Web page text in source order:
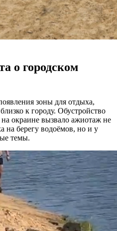
о городском
зоны для отдыха,
к городу. Обустройство
окраине вызвало ажиотаж не
на берегу водоёмов, но и у
темы.